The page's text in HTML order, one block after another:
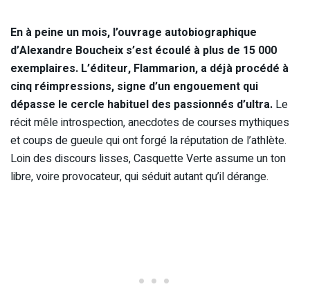
En à peine un mois, l’ouvrage autobiographique
d’Alexandre Boucheix s’est écoulé à plus de 15 000
exemplaires. L’éditeur, Flammarion, a déjà procédé à
cinq réimpressions, signe d’un engouement qui
dépasse le cercle habituel des passionnés d’ultra. Le
récit mêle introspection, anecdotes de courses mythiques
et coups de gueule qui ont forgé la réputation de l’athlète.
Loin des discours lisses, Casquette Verte assume un ton
libre, voire provocateur, qui séduit autant qu’il dérange.